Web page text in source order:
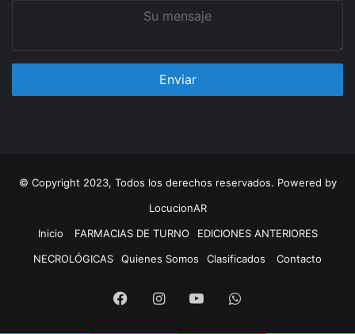
© Copyright 2023, Todos los derechos reservados. Powered by
LocucionAR
Inicio
FARMACIAS DE TURNO
EDICIONES ANTERIORES
NECROLÓGICAS
Quienes Somos Clasificados Contacto
FacebookInstagramYoutubeWhatsapp